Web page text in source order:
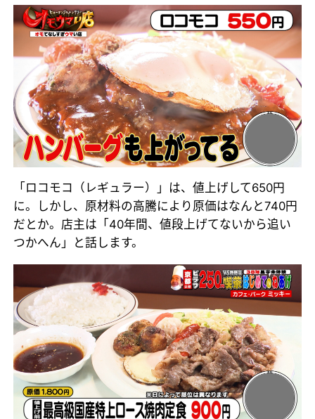
「ロコモコ（レギュラー）」は、値上げして650円
に。しかし、原材料の高騰により原価はなんと740円
だとか。店主は「40年間、値段上げてないから追い
つかへん」と話します。